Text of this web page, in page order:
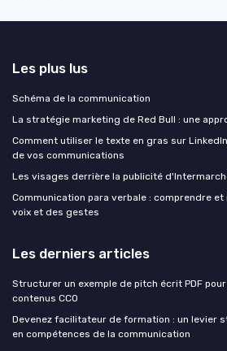
Les plus lus
Schéma de la communication
La stratégie marketing de Red Bull : une
Comment utiliser le texte en gras sur
de vos communications
Les visages derrière la publicité
Communication para verbale : comprendre
voix et des gestes
Les derniers articles
Structurer un exemple de pitch écrit PDF
contenus CCO
Devenez facilitateur de formation : un levier
en compétences de la communication